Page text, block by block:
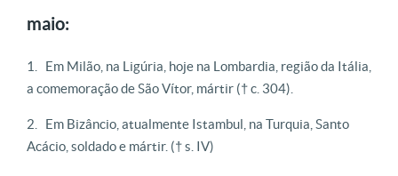
maio:
Em Milão, na Ligúria, hoje na Lombardia, região da Itália,
a comemoração de São Vítor, mártir († c. 304).
Em Bizâncio, atualmente Istambul, na Turquia, Santo
Acácio, soldado e mártir. († s. IV)